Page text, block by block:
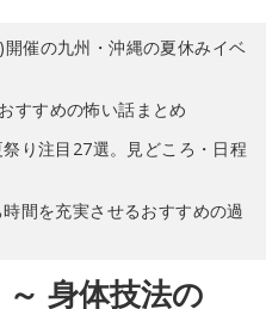
催の九州・沖縄の夏休みイベ
すすめの怖い話まとめ
祭り注目27選。見どころ・日程
時間を充実させるおすすめの過
身体技法の